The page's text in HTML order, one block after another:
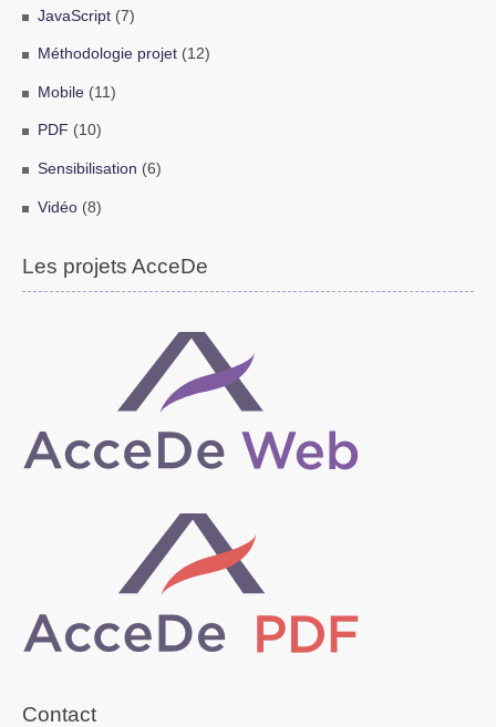
JavaScript(7)
Méthodologie projet(12)
Mobile(11)
PDF (10)
Sensibilisation (6)
Vidéo(8)
Les projets AcceDe
Contact